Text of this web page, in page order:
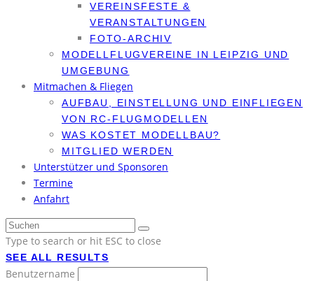
VEREINSFESTE &
VERANSTALTUNGEN
FOTO-ARCHIV
MODELLFLUGVEREINE IN LEIPZIG UND
UMGEBUNG
Mitmachen & Fliegen
AUFBAU, EINSTELLUNG UND EINFLIEGEN
VON RC-FLUGMODELLEN
WAS KOSTET MODELLBAU?
MITGLIED WERDEN
Unterstützer und Sponsoren
Termine
Anfahrt
Type to search or hit ESC to close
SEE ALL RESULTS
Benutzername